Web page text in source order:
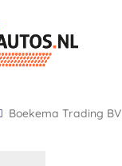
Boekema Trading BV